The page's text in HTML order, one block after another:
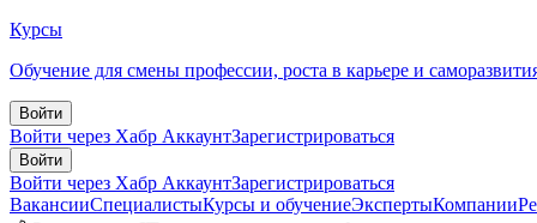
Курсы
Обучение для смены профессии, роста в карьере и
Войти
Войти через Хабр АккаунтЗарегистрироваться
Войти
Войти через Хабр АккаунтЗарегистрироваться
ВакансииСпециалистыКурсы и обучениеЭкспертыКомпании